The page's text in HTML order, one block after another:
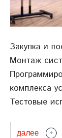
Закупка и
Монтаж
комплекса
Тестовые
далее